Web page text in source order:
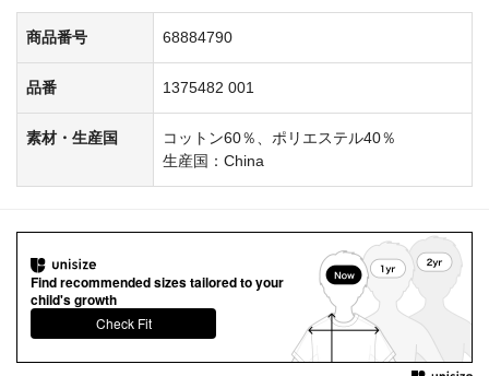
商品番号 68884790
品番 1375482 001
素材・生産国
コットン60％、ポリエステル40％
生産国：China
Find recommended sizes tailored to your
child's growth
Check Fit